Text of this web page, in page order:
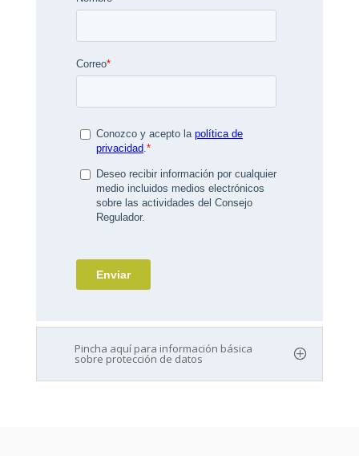
Pincha aquí para información básica
sobre protección de datos